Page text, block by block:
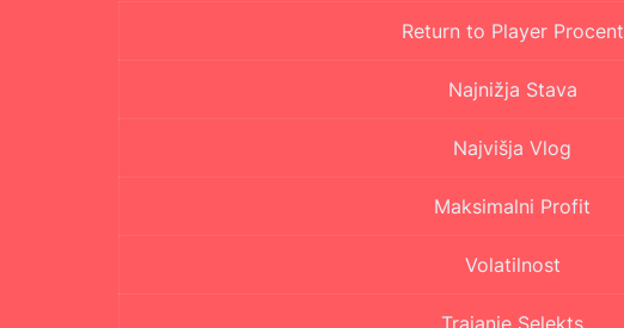
Return to Player Procent
Najnižja Stava
Najvišja Vlog
Maksimalni Profit
Volatilnost
Trajanje Selekts